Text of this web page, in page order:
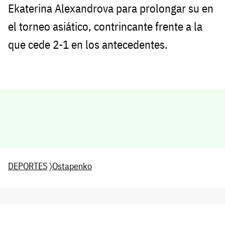
Ekaterina Alexandrova para prolongar su en
el torneo asiático, contrincante frente a la
que cede 2-1 en los antecedentes.
DEPORTES〉Ostapenko